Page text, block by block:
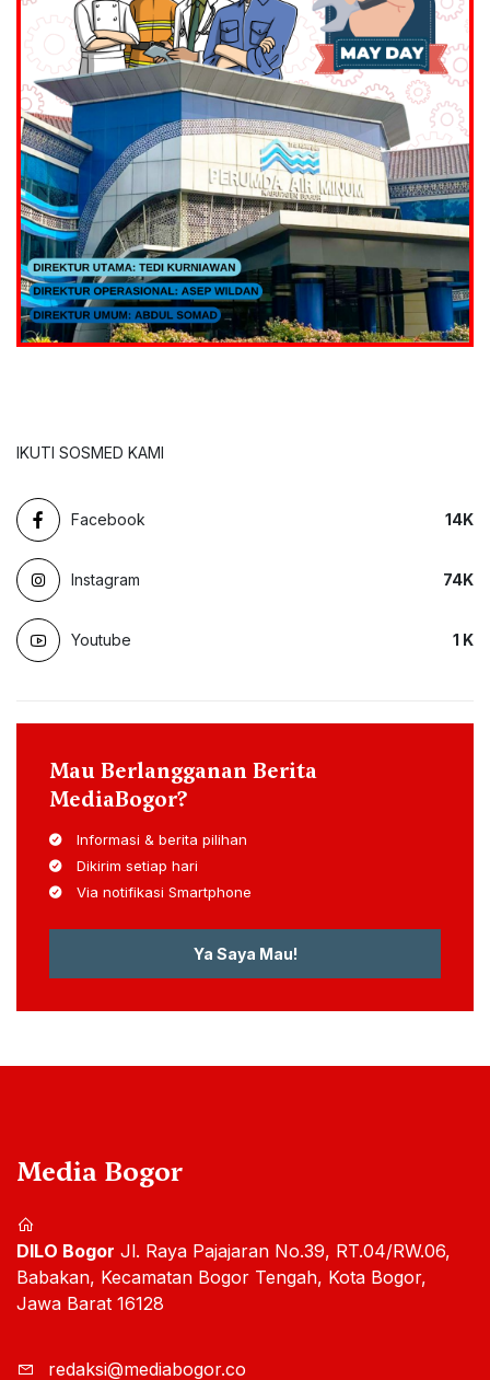
IKUTI SOSMED KAMI
Facebook 14K
Instagram 74K
Youtube 1 K
Mau Berlangganan Berita
MediaBogor?
Informasi & berita pilihan
Dikirim setiap hari
Via notifikasi Smartphone
Ya Saya Mau!
Media Bogor
DILO Bogor Jl. Raya Pajajaran No.39, RT.04/RW.06,
Babakan, Kecamatan Bogor Tengah, Kota Bogor,
Jawa Barat 16128
redaksi@mediabogor.co